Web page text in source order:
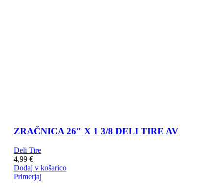
ZRAČNICA 26″ X 1 3/8 DELI TIRE AV
Deli Tire
4,99 €
Dodaj v košarico
Primerjaj